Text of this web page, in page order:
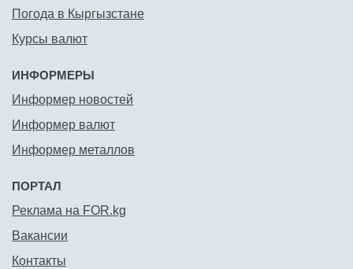
Погода в Кыргызстане
Курсы валют
ИНФОРМЕРЫ
Информер новостей
Информер валют
Информер металлов
ПОРТАЛ
Реклама на FOR.kg
Вакансии
Контакты